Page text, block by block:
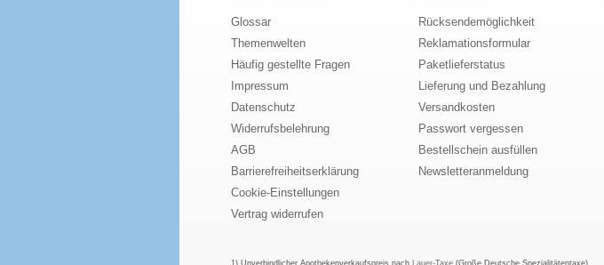
Glossar
Themenwelten
Häufig gestellte Fragen
Impressum
Datenschutz
Widerrufsbelehrung
AGB
Barrierefreiheitserklärung
Cookie-Einstellungen
Vertrag widerrufen
Rücksendemöglichkeit
Reklamationsformular
Paketlieferstatus
Lieferung und Bezahlung
Versandkosten
Passwort vergessen
Bestellschein ausfüllen
Newsletteranmeldung